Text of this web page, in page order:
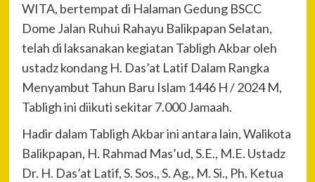
WITA, bertempat di Halaman Gedung BSCC
Dome Jalan Ruhui Rahayu Balikpapan Selatan,
telah di laksanakan kegiatan Tabligh Akbar oleh
ustadz kondang H. Das’at Latif Dalam Rangka
Menyambut Tahun Baru Islam 1446 H / 2024 M,
Tabligh ini diikuti sekitar 7.000 Jamaah.
Hadir dalam Tabligh Akbar ini antara lain, Walikota
Balikpapan, H. Rahmad Mas’ud, S.E., M.E. Ustadz
Dr. H. Das’at Latif, S. Sos., S. Ag., M. Si., Ph. Ketua